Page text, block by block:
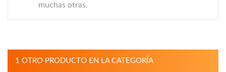
muchas otras.
1 OTRO PRODUCTO EN LA CATEGORÍA